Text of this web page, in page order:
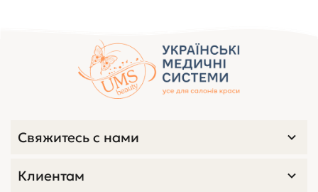
Свяжитесь с нами
Клиентам